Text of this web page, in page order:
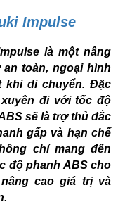
Impulse
là một nâng
toàn, ngoại hình
khi di chuyển. Đặc
đi với tốc độ
sẽ là trợ thủ đắc
gấp và hạn chế
chỉ mang đến
độ phanh ABS cho
cao giá trị và